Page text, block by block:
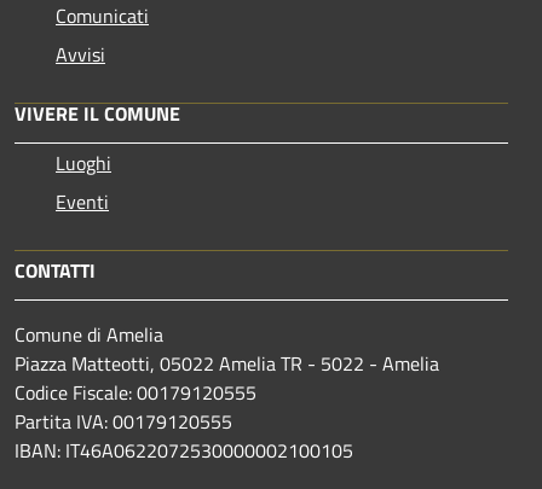
Comunicati
Avvisi
VIVERE IL COMUNE
Luoghi
Eventi
CONTATTI
Comune di Amelia
Piazza Matteotti, 05022 Amelia TR - 5022 - Amelia
Codice Fiscale: 00179120555
Partita IVA: 00179120555
IBAN: IT46A0622072530000002100105